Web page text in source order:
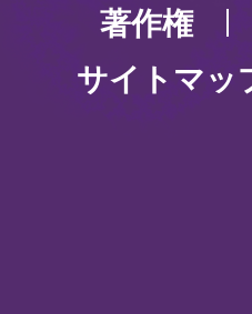
著作権
サイトマッ